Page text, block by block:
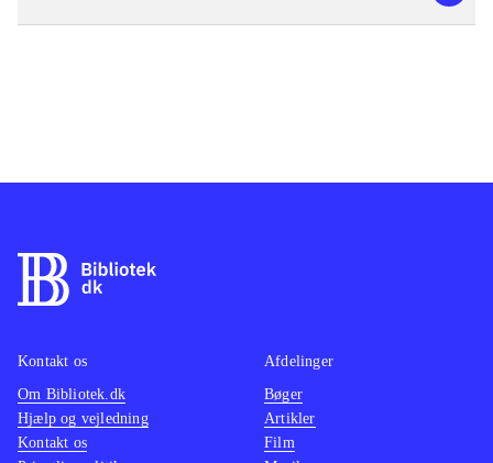
Kontakt os
Om Bibliotek.dk
Hjælp og vejledning
Kontakt os
Afdelinger
Bøger
Artikler
Film